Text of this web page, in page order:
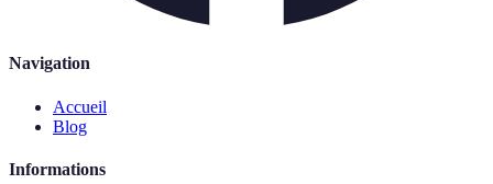
Navigation
Accueil
Blog
Informations